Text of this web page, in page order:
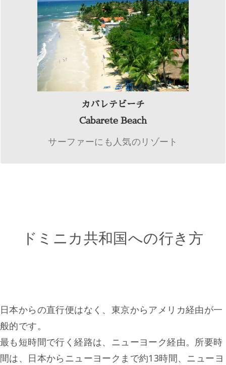
カバレテビーチ
Cabarete Beach
サーファーにも人気のリゾート
ウィンドサーフィンで有名な世界各国のサーファ
ーを魅了するリゾート。ウィンドサーフィンの世
界選手権の開催地でもあり、大会時には世界各国
から観光客が訪れます。波が穏やかで子供達も遊
べる海辺には、ヤシの木が並びラテン音楽が流れ
のんびりとした時間を過ごせます。オールインク
ルーシブのホテルが人気で、日頃の疲れを忘れさ
せてくれる癒やしが詰まった場所です。
ドミニカ共和国への行き方
日本からの直行便はなく、東京からアメリカ経由が一
般的です。
最も短時間で行く経路は、ニューヨーク経由。所要時
間は、日本からニューヨークまで約13時間、ニューヨ